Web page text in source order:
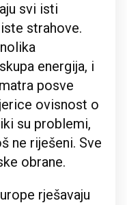
svi isti
strahove.
energija, i
posve
ovisnost o
su problemi,
ne riješeni. Sve
obrane.
rješavaju